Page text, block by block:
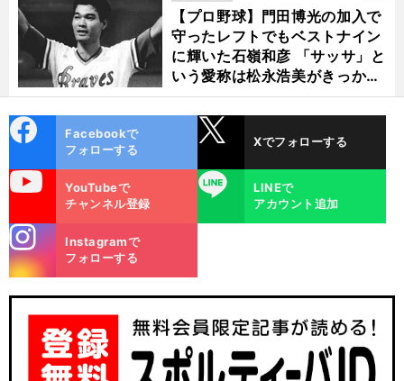
【プロ野球】門田博光の加入で
守ったレフトでもベストナイン
に輝いた石嶺和彦 「サッサ」と
いう愛称は松永浩美がきっか
け？
ok
Facebookで
フォローする
Xでフォローする
YouTubeで
チャンネル登録
LINE
LINEで
アカウント追加
m
Instagramで
フォローする